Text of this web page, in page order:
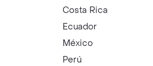
Costa Rica
Ecuador
México
Perú